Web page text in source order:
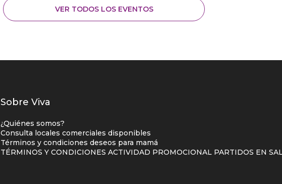
VER TODOS LOS EVENTOS
Listados
enlaces
centro
comercial
Sobre Viva
¿Quiénes somos?
Consulta locales comerciales disponibles
Términos y condiciones deseos para mamá
TÉRMINOS Y CONDICIONES ACTIVIDAD PROMOCIONAL PARTIDOS EN